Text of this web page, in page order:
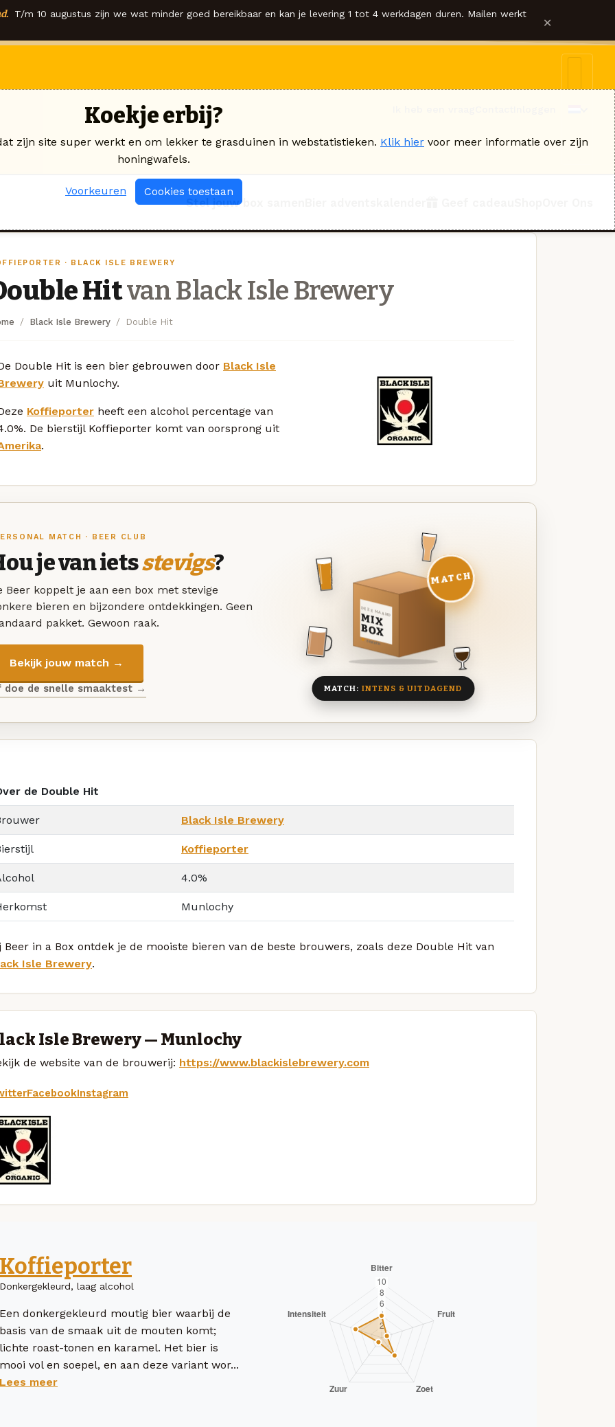
T/m 10 augustus zijn we wat minder goed bereikbaar en kan je levering 1 tot 4 werkdagen duren. Mailen werkt ×
Stel jouw box samen
· BLACK ISLE BREWERY
Hitvan Black Isle Brewery
Black Isle Brewery Double Hit
Double Hit is een bier gebrouwen door Black Isle
uit Munlochy.
Koffieporter heeft een alcohol percentage van
De bierstijl Koffieporter komt van oorsprong uit
.
MATCH · BEER CLUB
je van ietsstevigs?
Beer koppelt je aan een box met stevige
bieren en bijzondere ontdekkingen. Geen
pakket. Gewoon raak.
Bekijk jouw match →
doe de snelle smaaktest →
DEZE MAAND
MIX
BOX
8 BIEREN
MATCH
MATCH: INTENS & UITDAGEND
de Double Hit
Black Isle Brewery
Koffieporter
4.0%
Munlochy
Beer in a Box ontdek je de mooiste bieren van de beste brouwers, zoals deze Double Hit van
Isle Brewery.
Isle Brewery — Munlochy
de website van de brouwerij: https://www.blackislebrewery.com
FacebookInstagram
Koffieporter
Donkergekleurd, laag alcohol
Een donkergekleurd moutig bier waarbij de
basis van de smaak uit de mouten komt;
lichte roast-tonen en karamel. Het bier is
mooi vol en soepel, en aan deze variant wor...
Lees meer
Koekje erbij?
zijn site super werkt en om lekker te grasduinen in webstatistieken. Klik hier voor meer informatie over zijn
honingwafels.
Voorkeuren Cookies toestaan